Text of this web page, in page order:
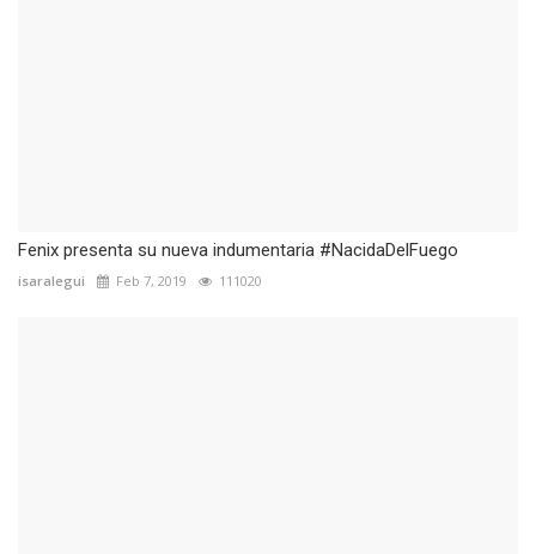
Fenix presenta su nueva indumentaria #NacidaDelFuego
isaralegui Feb 7, 2019 111020